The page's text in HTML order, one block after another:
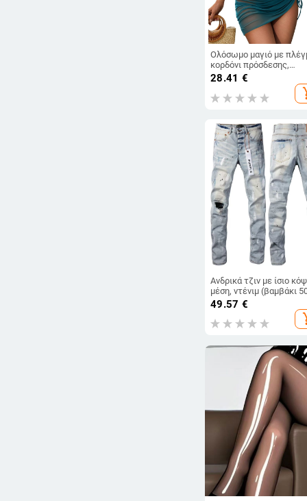
Ολόσωμο μαγιό με
κορδόνι πρόσδεσης,
επενδυμένες cups,
ελαστικότητα
28.41 €
Ανδρικά τζιν με ίσιο
μέση, ντένιμ (βαμβάκι
70%), διακοσμητικά
49.57 €